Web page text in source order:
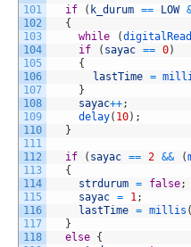
101
102
103
104
105
106
107
108
109
110
111
112
113
114
115
116
117
118
if ( k_durum == LOW
{
while
(digitalRead
if
( sayac == 0)
{
lastTime =
}
sayac++;
delay( 10) ;
}
if ( sayac == 2 && (
{
strdurum = false;
sayac = 1 ;
lastTime = millis (
}
else {